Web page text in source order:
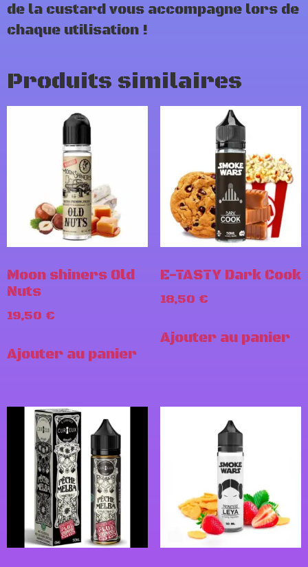
de la custard vous accompagne lors de
chaque utilisation !
Produits similaires
Moon shiners Old
Nuts
19,50 €
Ajouter au panier
E-TASTY Dark Cook
18,50 €
Ajouter au panier